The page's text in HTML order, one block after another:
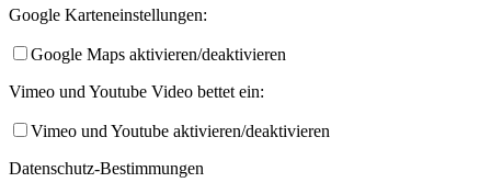
Google Karteneinstellungen:
Google Maps aktivieren/deaktivieren
Vimeo und Youtube Video bettet ein:
Vimeo und Youtube aktivieren/deaktivieren
Datenschutz-Bestimmungen